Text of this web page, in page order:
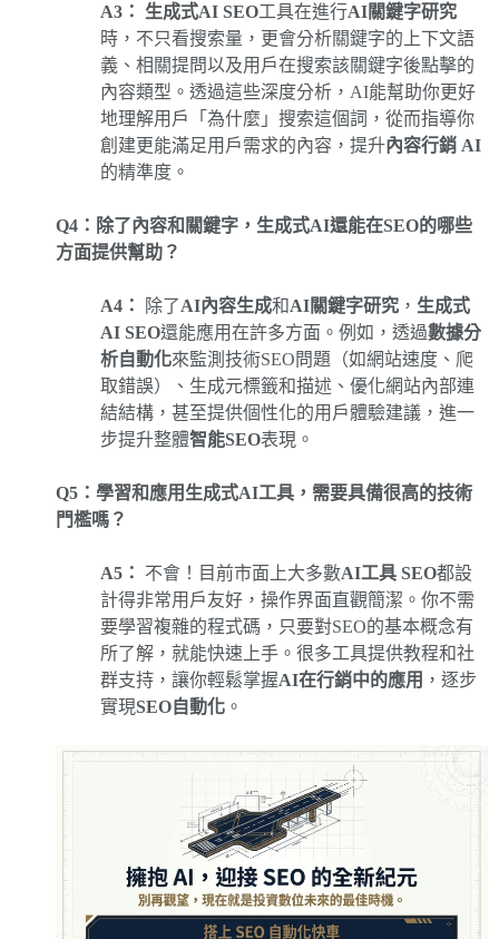
A3： 生成式AI SEO工具在進行AI關鍵字研究
時，不只看搜索量，更會分析關鍵字的上下文語
義、相關提問以及用戶在搜索該關鍵字後點擊的
內容類型。透過這些深度分析，AI能幫助你更好
地理解用戶「為什麼」搜索這個詞，從而指導你
創建更能滿足用戶需求的內容，提升內容行銷 AI
的精準度。
Q4：除了內容和關鍵字，生成式AI還能在SEO的哪些
方面提供幫助？
A4： 除了AI內容生成和AI關鍵字研究 ， 生成式
AI SEO還能應用在許多方面。例如，透過數據分
析自動化來監測技術SEO問題（如網站速度、爬
取錯誤）、生成元標籤和描述、優化網站內部連
結結構，甚至提供個性化的用戶體驗建議，進一
步提升整體智能SEO表現。
Q5：學習和應用生成式AI工具，需要具備很高的技術
門檻嗎？
A5： 不會！目前市面上大多數AI工具 SEO都設
計得非常用戶友好，操作界面直觀簡潔。你不需
要學習複雜的程式碼，只要對SEO的基本概念有
所了解，就能快速上手。很多工具提供教程和社
群支持，讓你輕鬆掌握AI在行銷中的應用 ，逐步
實現SEO自動化 。